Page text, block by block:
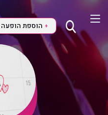
+ הוספת הופעה